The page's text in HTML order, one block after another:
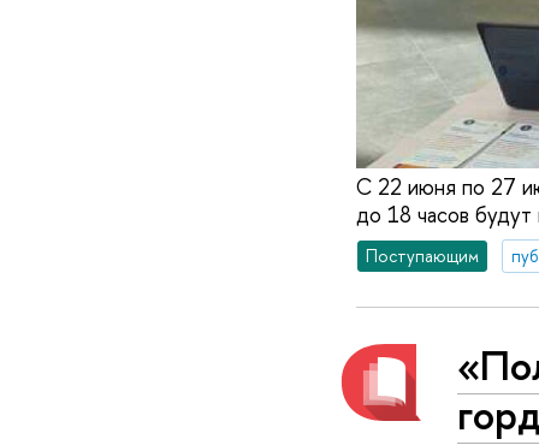
С 22 июня по 27
до 18 часов будут
Поступающим